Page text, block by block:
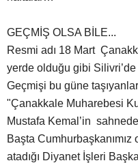
GEÇMİŞ OLSA BİLE...
Resmi adı 18 Mart
yerde olduğu gibi
Geçmişi bu güne
"Çanakkale Muharebesi
Mustafa Kemal’in
Başta
atadığı Diyanet İşleri